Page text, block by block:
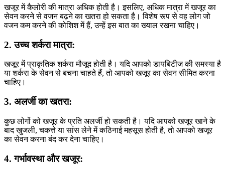
खजूर में कैलोरी की मात्रा अधिक होती है। इसलिए, अधिक मात्रा में खजूर का
सेवन करने से वजन बढ़ने का खतरा हो सकता है। विशेष रूप से वह लोग जो
वजन कम करने की कोशिश में हैं, उन्हें इस बात का ख्याल रखना चाहिए।
2. उच्च शर्करा मात्रा:
खजूर में प्राकृतिक शर्करा मौजूद होती है। यदि आपको डायबिटीज की समस्या है
या शर्करा के सेवन से बचना चाहते हैं, तो आपको खजूर का सेवन सीमित करना
चाहिए।
3. अलर्जी का खतरा:
कुछ लोगों को खजूर के प्रति अलर्जी हो सकती है। यदि आपको खजूर खाने के
बाद खुजली, चकत्ते या सांस लेने में कठिनाई महसूस होती है, तो आपको खजूर
का सेवन करना बंद कर देना चाहिए।
4. गर्भावस्था और खजूर: